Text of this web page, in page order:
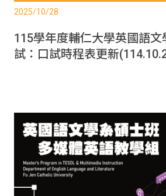
2025/10/28
115學年度輔仁大學英國語
試：口試時程表更新